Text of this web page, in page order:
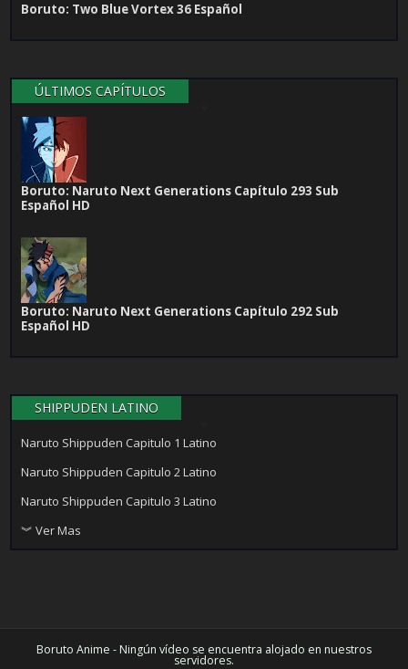
Boruto: Two Blue Vortex 36 Español
ÚLTIMOS CAPÍTULOS
Boruto: Naruto Next Generations Capítulo 293 Sub
Español HD
Boruto: Naruto Next Generations Capítulo 292 Sub
Español HD
SHIPPUDEN LATINO
Naruto Shippuden Capitulo 1 Latino
Naruto Shippuden Capitulo 2 Latino
Naruto Shippuden Capitulo 3 Latino
︾ Ver Mas
Boruto Anime - Ningún vídeo se encuentra alojado en nuestros
servidores.